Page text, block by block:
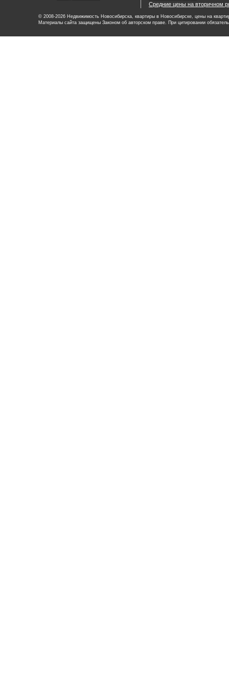
Средние цены на вторичном
© 2008-2026 Недвижимость Новосибирска, квартиры в Новосибирске, цены на
Материалы сайта защищены Законом об авторском праве. При цитировании